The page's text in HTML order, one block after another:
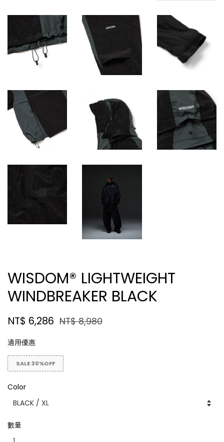
WISDOM® LIGHTWEIGHT
WINDBREAKER BLACK
NT$ 6,286 NT$ 8,980
適用優惠
SALE 30%OFF
Color
數量